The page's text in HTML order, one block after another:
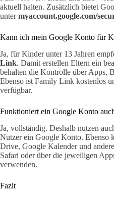
aktuell halten. Zusätzlich bietet
untermyaccount.google.com/
Kann ich mein Google Konto für
Ja, für Kinder unter 13 Jahren
Link. Damit erstellen Eltern ein
behalten die Kontrolle über Apps,
Ebenso ist Family Link kostenlos
verfügbar.
Funktioniert ein Google Konto
Ja, vollständig. Deshalb nutzen
Nutzer ein Google Konto. Ebenso
Drive, Google Kalender und
Safari oder über die jeweiligen
verwenden.
Fazit